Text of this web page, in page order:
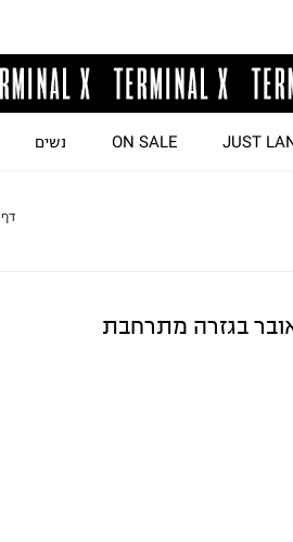
JUST
ON SALE נשים
בגזרה מתרחבת